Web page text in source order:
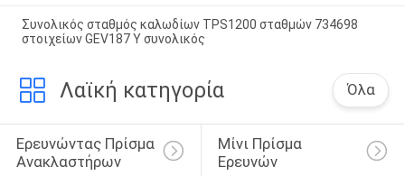
Συνολικός σταθμός καλωδίων TPS1200 σταθμών 734698
στοιχείων GEV187 Υ συνολικός
Λαϊκή κατηγορία Όλα
Ερευνώντας Πρίσμα
Ανακλαστήρων
Μίνι Πρίσμα
Ερευνών